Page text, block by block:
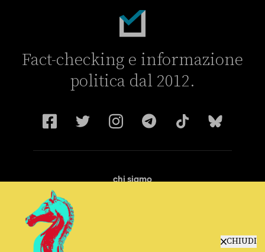
CHIUDI
Fact-checking e informazione
politica dal 2012.
chi siamo